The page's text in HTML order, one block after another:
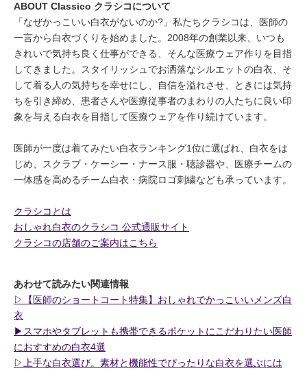
ABOUT Classico クラシコについて
「なぜかっこいい白衣がないのか?」私たちクラシコは、医師の
一言から白衣づくりを始めました。2008年の創業以来、いつも
きれいで気持ち良く仕事ができる、そんな医療ウェア作りを目指
してきました。スタイリッシュでお洒落なシルエットの白衣、そ
して着る人の気持ちを幸せにし、自信を溢れさせ、ときには気持
ちを引き締め、患者さんや医療従事者のまわりの人たちに良い印
象を与える白衣を目指して医療ウェアを作り続けています。
医師が一度は着てみたい白衣ランキング1位に選ばれ、白衣をは
じめ、スクラブ・ケーシー・ナース服・聴診器や、医療チームの
一体感を高めるチーム白衣・病院ロゴ刺繍なども承っています。
クラシコとは
おしゃれ白衣のクラシコ 公式通販サイト
クラシコの店舗のご案内はこちら
あわせて読みたい関連情報
▷【医師のショートコート特集】おしゃれでかっこいいメンズ白
衣
▶︎スマホやタブレットも携帯できるポケットにこだわりたい医師
におすすめの白衣4選
▷上手な白衣選び。素材と機能性でぴったりな白衣を選ぶには